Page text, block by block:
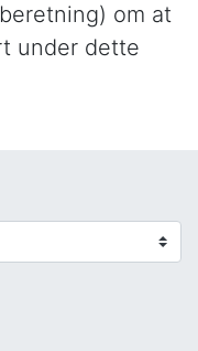
om at
under dette